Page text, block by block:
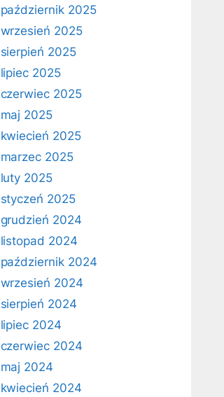
październik 2025
wrzesień 2025
sierpień 2025
lipiec 2025
czerwiec 2025
maj 2025
kwiecień 2025
marzec 2025
luty 2025
styczeń 2025
grudzień 2024
listopad 2024
październik 2024
wrzesień 2024
sierpień 2024
lipiec 2024
czerwiec 2024
maj 2024
kwiecień 2024